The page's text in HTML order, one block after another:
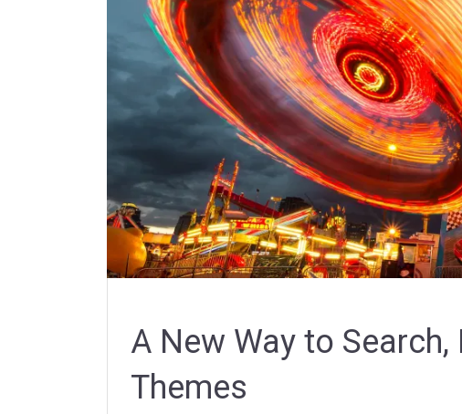
A New Way to Search,
Themes